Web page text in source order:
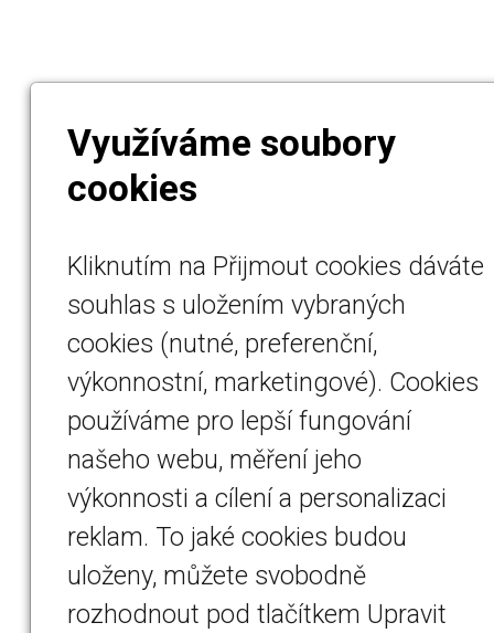
Využíváme soubory
cookies
Kliknutím na Přijmout cookies dáváte
souhlas s uložením vybraných
cookies (nutné, preferenční,
výkonnostní, marketingové). Cookies
používáme pro lepší fungování
našeho webu, měření jeho
výkonnosti a cílení a personalizaci
reklam. To jaké cookies budou
uloženy, můžete svobodně
rozhodnout pod tlačítkem Upravit